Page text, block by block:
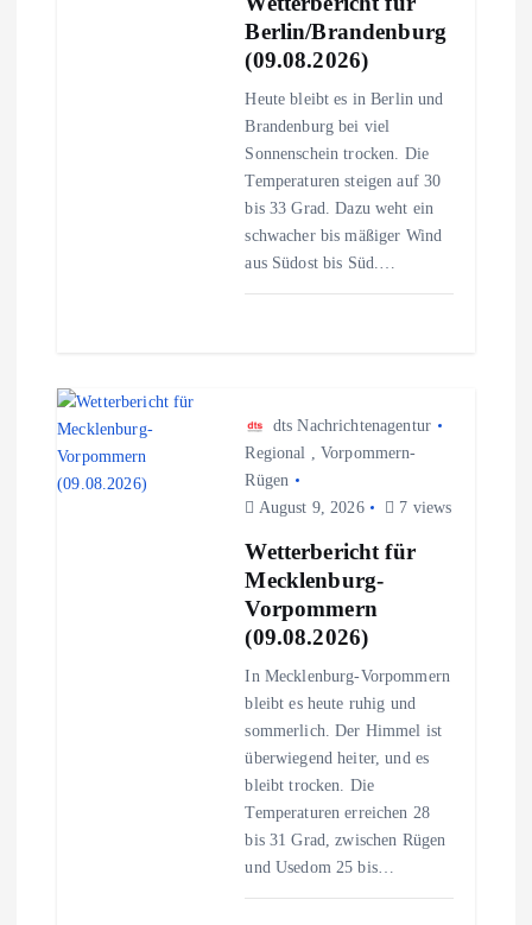
o
n
Berlin/Brandenburg
(09.08.2026)
Heute bleibt es in Berlin und
Brandenburg bei viel
Sonnenschein trocken. Die
Temperaturen steigen auf 30
bis 33 Grad. Dazu weht ein
schwacher bis mäßiger Wind
aus Südost bis Süd.…
dts Nachrichtenagentur
Regional
Vorpommern-
Rügen
August 9, 2026
7 views
Wetterbericht für
Mecklenburg-
Vorpommern
(09.08.2026)
In Mecklenburg-Vorpommern
bleibt es heute ruhig und
sommerlich. Der Himmel ist
überwiegend heiter, und es
bleibt trocken. Die
Temperaturen erreichen 28
bis 31 Grad, zwischen Rügen
und Usedom 25 bis…